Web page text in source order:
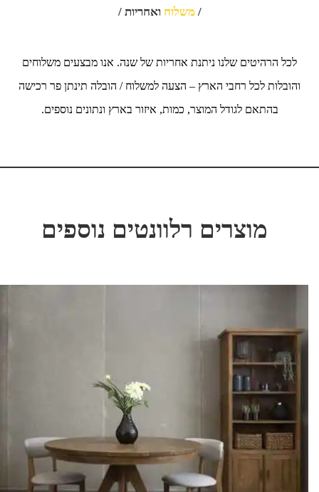
/משלוח ואחריות /
לכל הרהיטים שלנו ניתנת אחריות של שנה. אנו מבצעים משלוחים
והובלות לכל רחבי הארץ – הצעה למשלוח / הובלה תינתן פר רכישה
בהתאם לגודל המוצר, כמות, איזור בארץ ונתונים נוספים.
מוצרים רלוונטים נוספים